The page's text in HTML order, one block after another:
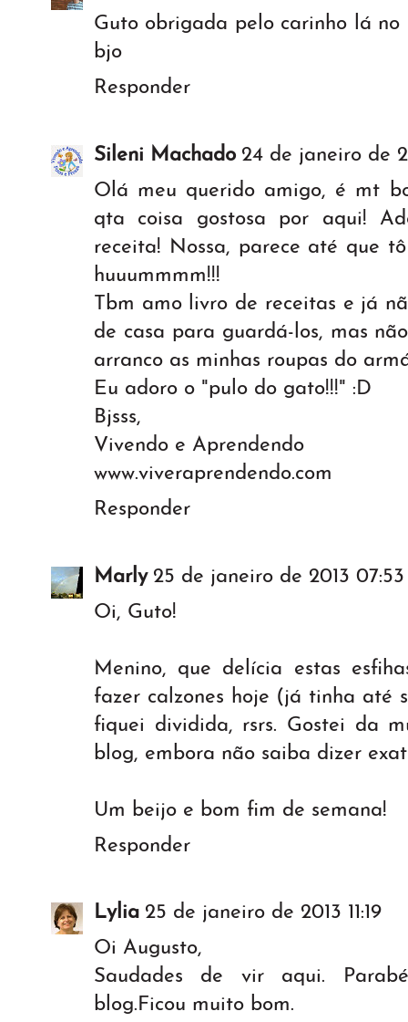
Guto obrigada pelo carinho lá
bjo
Responder
Sileni Machado 24 de janeiro de
Olá meu querido amigo, é mt
qta coisa gostosa por aqui!
receita! Nossa, parece até que
huuummmm!!!
Tbm amo livro de receitas e já
de casa para guardá-los, mas
arranco as minhas roupas do
Eu adoro o "pulo do gato!!!" :D
Bjsss,
Vivendo e Aprendendo
www.viveraprendendo.com
Responder
Marly 25 de janeiro de 2013 07:53
Oi, Guto!
Menino, que delícia estas
fazer calzones hoje (já tinha até
fiquei dividida, rsrs. Gostei da
blog, embora não saiba dizer
Um beijo e bom fim de semana!
Responder
Lylia 25 de janeiro de 2013 11:19
Oi Augusto,
Saudades de vir aqui.
blog.Ficou muito bom.